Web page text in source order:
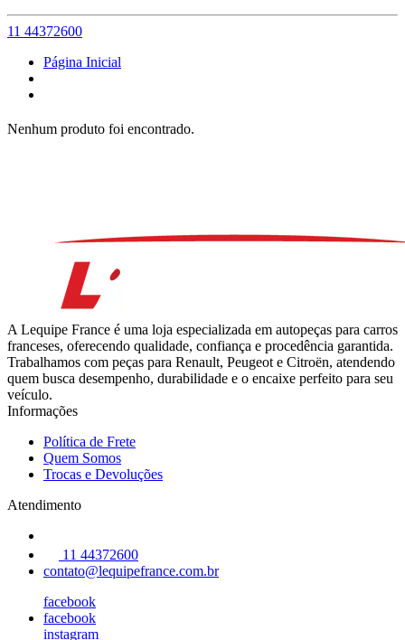
11 44372600
Página Inicial
Nenhum produto foi encontrado.
A Lequipe France é uma loja especializada em autopeças para carros
franceses, oferecendo qualidade, confiança e procedência garantida.
Trabalhamos com peças para Renault, Peugeot e Citroën, atendendo
quem busca desempenho, durabilidade e o encaixe perfeito para seu
veículo.
Informações
Política de Frete
Quem Somos
Trocas e Devoluções
Atendimento
11 44372600
contato@lequipefrance.com.br
facebook
facebook
instagram